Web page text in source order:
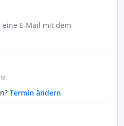
E-Mail mit dem
Termin ändern